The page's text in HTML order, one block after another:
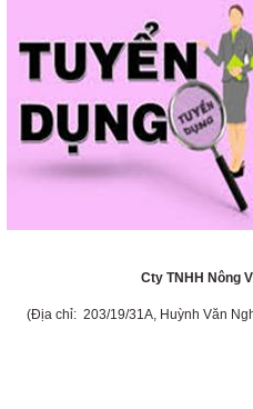
Cty TNHH Nông
(Địa chỉ: 203/19/31A, Huỳnh Văn